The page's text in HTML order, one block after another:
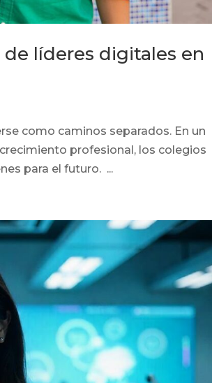
líderes digitales en
como caminos separados. En un
profesional, los colegios
para el futuro. ...